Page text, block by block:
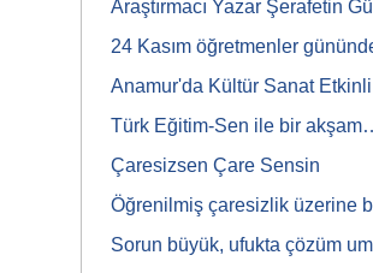
Araştırmacı Yazar Şerafetin
24 Kasım öğretmenler
Anamur'da Kültür Sanat
Türk Eğitim-Sen ile bir
Çaresizsen Çare Sensin
Öğrenilmiş çaresizlik üzerine
Sorun büyük, ufukta çözüm